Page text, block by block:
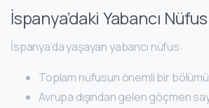
İspanya’daki Yabancı Nüfus
İspanya’da yaşayan yabancı nüfus:
Toplam nüfusun önemli bir
Avrupa dışından gelen göçmen